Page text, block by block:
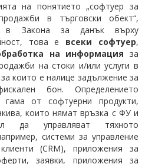
на понятието „софтуер за
в търговски обект“,
в Закона за данък върху
това е всеки софтуер,
на информация за
на стоки и/или услуги в
които е налице задължение за
бон. Определението
от софтуерни продукти,
които нямат връзка с ФУ и
да управляват тяхното
системи за управление
(CRM), приложения за
заявки, приложения за